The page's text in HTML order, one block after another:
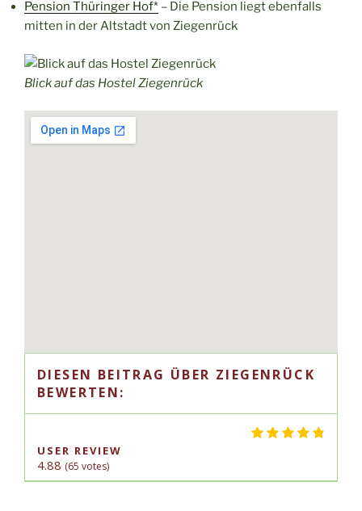
Pension Thüringer Hof* – Die Pension liegt ebenfalls
mitten in der Altstadt von Ziegenrück
Blick auf das Hostel Ziegenrück
DIESEN BEITRAG ÜBER ZIEGENRÜCK
BEWERTEN:
USER REVIEW
4.88 (65 votes)